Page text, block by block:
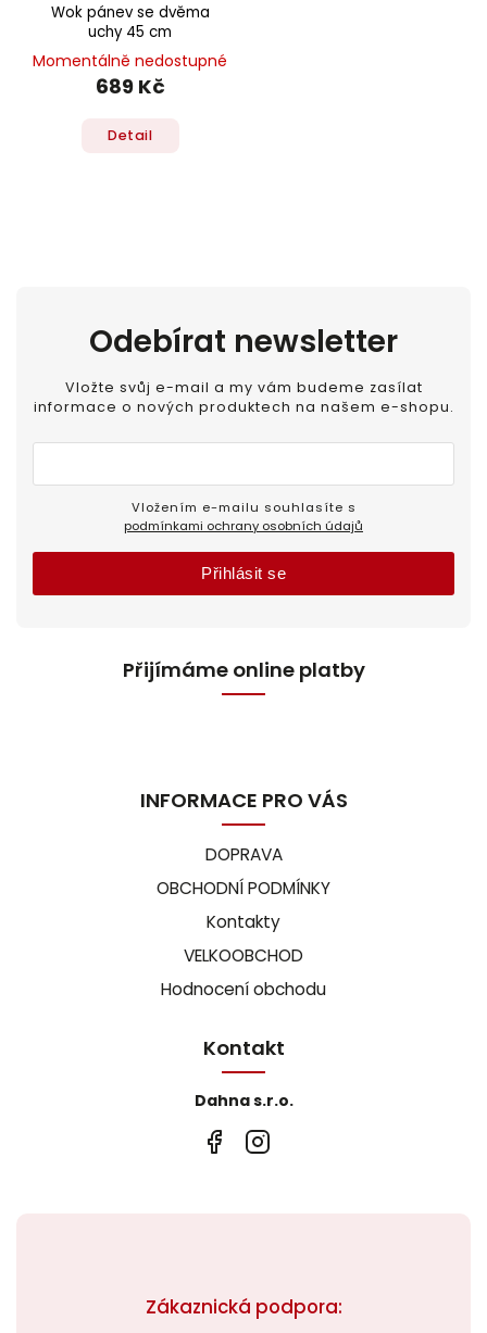
Wok pánev se dvěma
uchy 45 cm
Momentálně nedostupné
689 Kč
Detail
Zákaznická podpora:
Odebírat newsletter
Vložte svůj e-mail a my vám budeme zasílat
informace o nových produktech na našem e-shopu.
podmínkami ochrany osobních údajů
Přihlásit se
Přijímáme online platby
INFORMACE PRO VÁS
DOPRAVA
OBCHODNÍ PODMÍNKY
Kontakty
VELKOOBCHOD
Hodnocení obchodu
Kontakt
Dahna s.r.o.